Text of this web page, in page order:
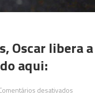
Oscar libera
aqui:
desativadosem